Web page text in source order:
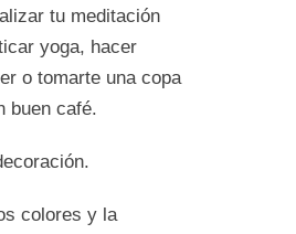
tu meditación
yoga, hacer
o tomarte una copa
buen café.
colores y la